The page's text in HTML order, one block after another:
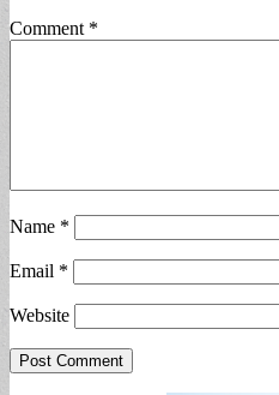
Comment *
Name *
Email *
Website